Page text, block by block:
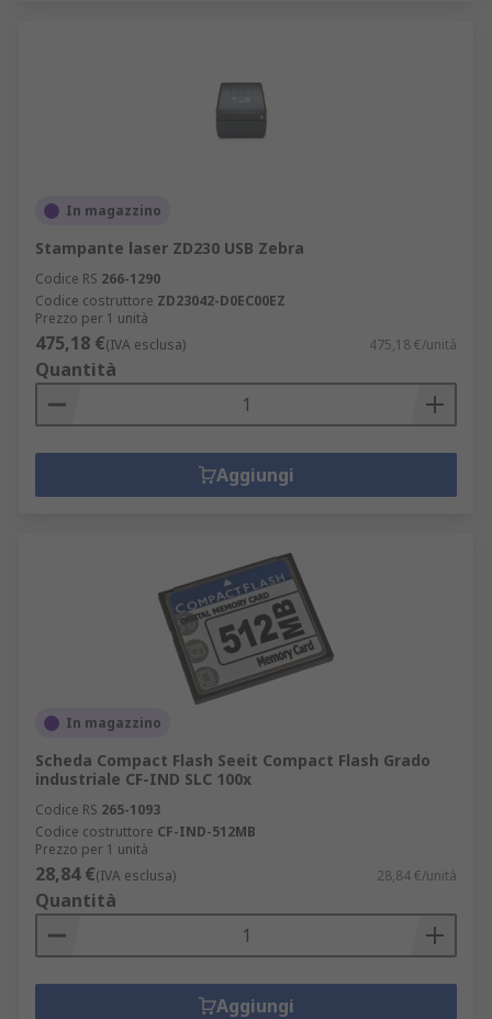
In magazzino
Stampante laser ZD230 USB Zebra
Codice RS 266-1290
Codice costruttore ZD23042-D0EC00EZ
Prezzo per 1 unità
475,18 €(IVA esclusa) 475,18 €/unità
Quantità
Aggiungi
In magazzino
Scheda Compact Flash Seeit Compact Flash Grado
industriale CF-IND SLC 100x
Codice RS 265-1093
Codice costruttore CF-IND-512MB
Prezzo per 1 unità
28,84 €(IVA esclusa) 28,84 €/unità
Quantità
Aggiungi